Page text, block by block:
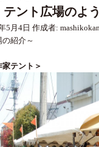
ント広場のよ
5月4日 作成者:
紹介～
家テント＞